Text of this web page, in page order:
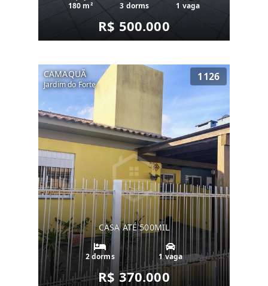
180 m² 3 dorms 1 vaga
R$ 500.000
CAMAQUÃ
Jardim do Forte
1126
CASA ATÉ 500MIL
2 dorms 1 vaga
R$ 370.000